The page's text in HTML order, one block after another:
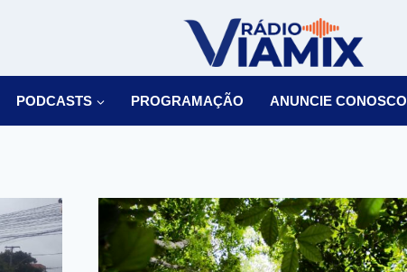
PODCASTS PROGRAMAÇÃO ANUNCIE CONOSCO